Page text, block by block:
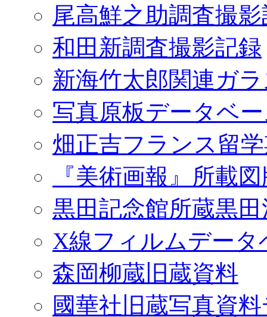
尾高鮮之助調査撮
和田新調査撮影記録
新海竹太郎関連ガ
写真原板データベ
畑正吉フランス留
『美術画報』所載
黒田記念館所蔵黒
X線フィルムデータ
森岡柳蔵旧蔵資料
國華社旧蔵写真資